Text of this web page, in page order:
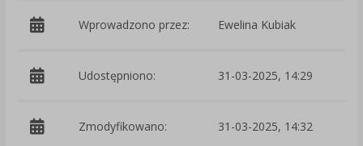
Wprowadzono przez: Ewelina Kubiak
Udostępniono: 31-03-2025, 14:29
Zmodyfikowano: 31-03-2025, 14:32